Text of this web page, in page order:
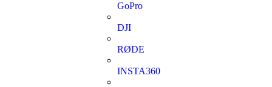
GoPro
DJI
RØDE
INSTA360